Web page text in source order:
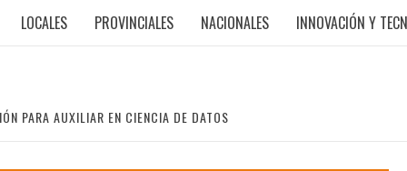
LOCALES PROVINCIALES NACIONALES INNOVACIÓN Y
PARA AUXILIAR EN CIENCIA DE DATOS